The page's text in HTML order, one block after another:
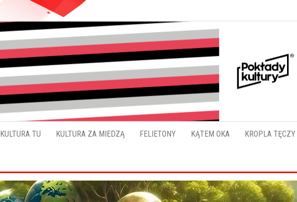
Pokładykultury.eu
KULTURA TU KULTURA ZA MIEDZĄ FELIETONY KĄTEM OKA KROPLA TĘCZY